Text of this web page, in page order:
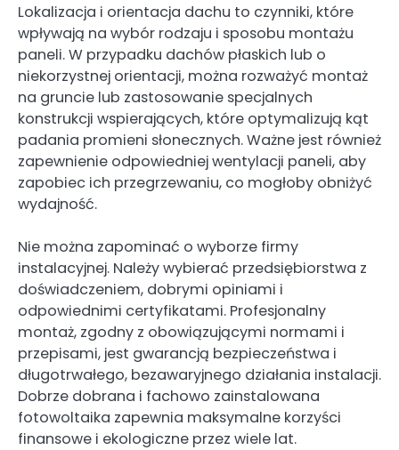
Lokalizacja i orientacja dachu to czynniki, które
wpływają na wybór rodzaju i sposobu montażu
paneli. W przypadku dachów płaskich lub o
niekorzystnej orientacji, można rozważyć montaż
na gruncie lub zastosowanie specjalnych
konstrukcji wspierających, które optymalizują kąt
padania promieni słonecznych. Ważne jest również
zapewnienie odpowiedniej wentylacji paneli, aby
zapobiec ich przegrzewaniu, co mogłoby obniżyć
wydajność.
Nie można zapominać o wyborze firmy
instalacyjnej. Należy wybierać przedsiębiorstwa z
doświadczeniem, dobrymi opiniami i
odpowiednimi certyfikatami. Profesjonalny
montaż, zgodny z obowiązującymi normami i
przepisami, jest gwarancją bezpieczeństwa i
długotrwałego, bezawaryjnego działania instalacji.
Dobrze dobrana i fachowo zainstalowana
fotowoltaika zapewnia maksymalne korzyści
finansowe i ekologiczne przez wiele lat.